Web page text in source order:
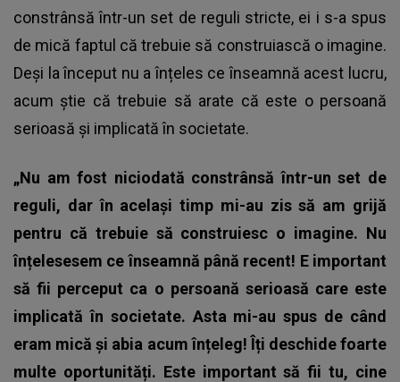
constrânsă într-un set de reguli stricte, ei i s-a spus
de mică faptul că trebuie să construiască o imagine.
Deși la început nu a înțeles ce înseamnă acest lucru,
acum știe că trebuie să arate că este o persoană
serioasă și implicată în societate.
„Nu am fost niciodată constrânsă într-un set de
reguli, dar în același timp mi-au zis să am grijă
pentru că trebuie să construiesc o imagine. Nu
înțelesesem ce înseamnă până recent! E important
să fii perceput ca o persoană serioasă care este
implicată în societate. Asta mi-au spus de când
eram mică și abia acum înțeleg! Îți deschide foarte
multe oportunități. Este important să fii tu, cine